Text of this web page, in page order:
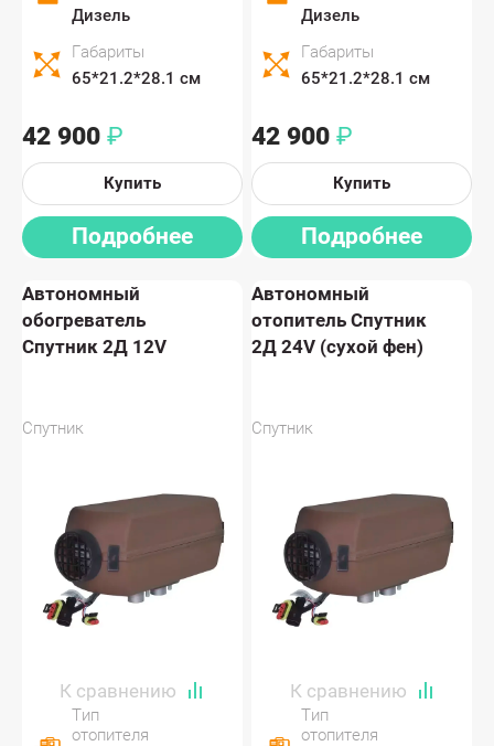
Дизель
Габариты
65*21.2*28.1 см
42 900 ₽
Купить
Подробнее
Дизель
Габариты
65*21.2*28.1 см
42 900 ₽
Купить
Подробнее
Автономный
обогреватель
Спутник 2Д 12V
Спутник
Тип
отопителя
Автономный
отопитель Спутник
2Д 24V (сухой фен)
Спутник
Тип
отопителя